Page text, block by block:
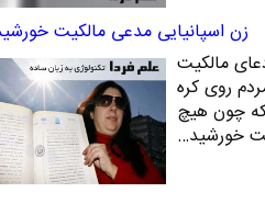
زن اسپانیایی مدعی مالکیت
مالکیت
روی کره
که چون هیچ
خورشید…